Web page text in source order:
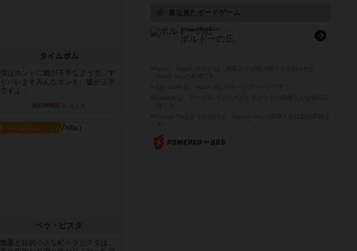
タイムボム
僕はホントに嘘が下手なようで、す
ぐバレますみんなホント、嘘が上手
ですよ...
約13時間前
ルール/インスト
ベラ・ビスタ
概要と目的小さな町ベラビスタは、
最近見たボードゲーム
Slopes of Bordeaux
ボルドーの丘